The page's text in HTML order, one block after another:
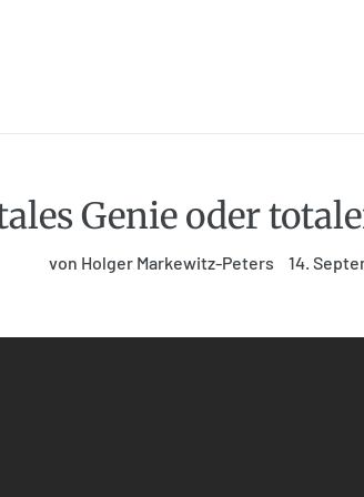
Genie oder
von Holger Markewitz-Peters 14.